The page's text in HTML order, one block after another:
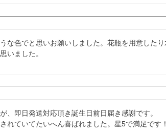
な色でと思いお願いしました。花瓶を用意した
いました。
、即日発送対応頂き誕生日前日届き感謝です。
れていてたいへん喜ばれました。星5で満足です！